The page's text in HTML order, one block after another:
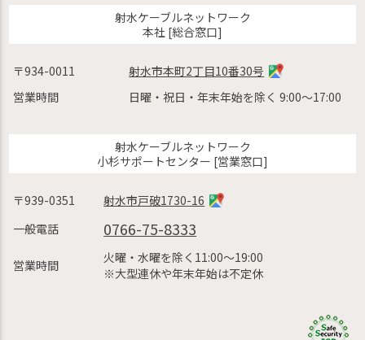
射水ケーブルネットワーク
本社 [総合窓口]
〒934-0011
射水市本町2丁目10番30号
営業時間
日曜・祝日・年末年始を除く 9:00〜17:00
射水ケーブルネットワーク
小杉サポートセンター [営業窓口]
〒939-0351
射水市戸破1730-16
一般電話
0766-75-8333
営業時間
火曜・水曜を除く11:00〜19:00
※大型連休や年末年始は不定休